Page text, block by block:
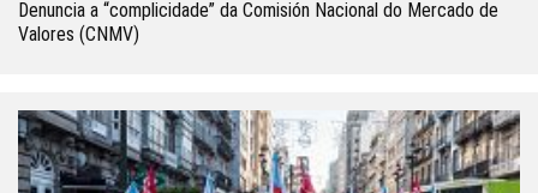
Denuncia a “complicidade” da Comisión Nacional do Mercado de
Valores (CNMV)